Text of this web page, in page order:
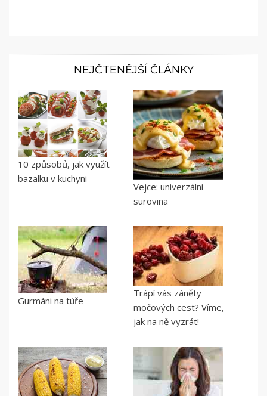
NEJČTENĚJŠÍ ČLÁNKY
10 způsobů, jak využít
bazalku v kuchyni
Vejce: univerzální
surovina
Gurmáni na túře
Trápí vás záněty
močových cest? Víme,
jak na ně vyzrát!